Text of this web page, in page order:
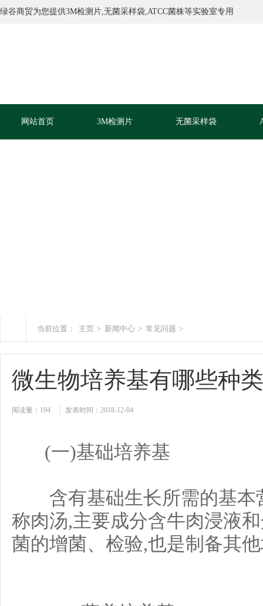
绿谷商贸为您提供3M检测片,无菌采样袋,ATCC菌株等实验室专用
网站首页 3M检测片 无菌采样袋
当前位置： 主页 > 新闻中心 > 常见问题 >
微生物培养基有哪些种类
阅读量： 194 发表时间：2018-12-04
(一)基础培养基
含有基础生长所需的基本
称肉汤,主要成分含牛肉浸液
菌的增菌、检验,也是制备其